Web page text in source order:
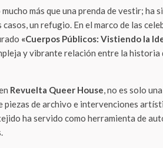
más que una prenda de vestir; ha
casos, un refugio. En el marco de las
«Cuerpos Públicos: Vistiendo la
y vibrante relación entre la historia
Revuelta Queer House, no es solo
piezas de archivo e intervenciones
ha servido como herramienta de